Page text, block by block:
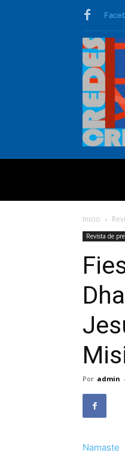
Inicio
Revista de
Por admin -
Namaste